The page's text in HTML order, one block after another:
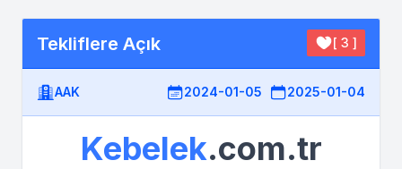
Tekliflere Açık [ 3 ]
AAK 2024-01-05 2025-01-04
Kebelek.com.tr